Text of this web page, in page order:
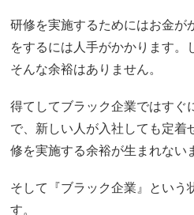
研修を実施するためにはお金が
をするには人手がかかります。
そんな余裕はありません。
得てしてブラック企業ではすぐ
で、新しい人が入社しても定着
修を実施する余裕が生まれない
そして『ブラック企業』という
す。